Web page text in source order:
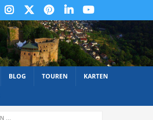
BLOG TOUREN KARTEN